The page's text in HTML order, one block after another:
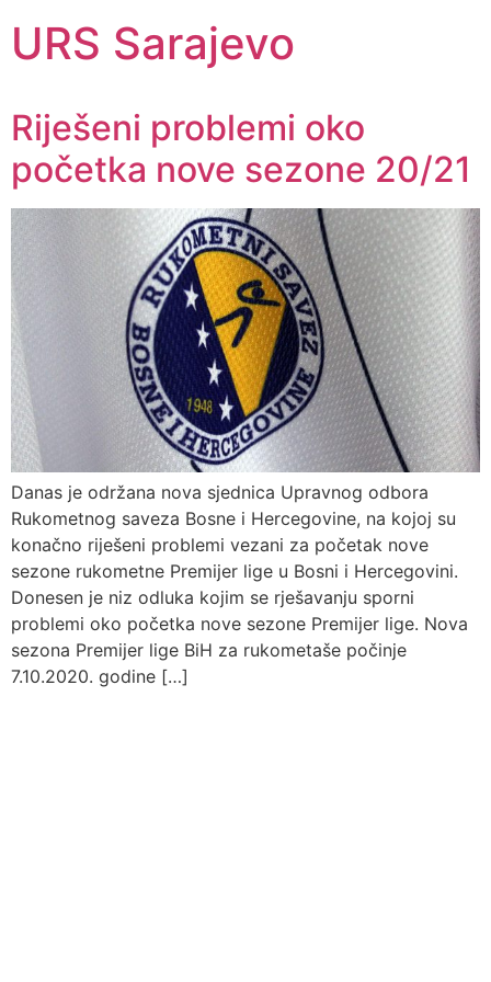
URS Sarajevo
Riješeni problemi oko
početka nove sezone 20/21
Danas je održana nova sjednica Upravnog odbora
Rukometnog saveza Bosne i Hercegovine, na kojoj su
konačno riješeni problemi vezani za početak nove
sezone rukometne Premijer lige u Bosni i Hercegovini.
Donesen je niz odluka kojim se rješavanju sporni
problemi oko početka nove sezone Premijer lige. Nova
sezona Premijer lige BiH za rukometaše počinje
7.10.2020. godine […]